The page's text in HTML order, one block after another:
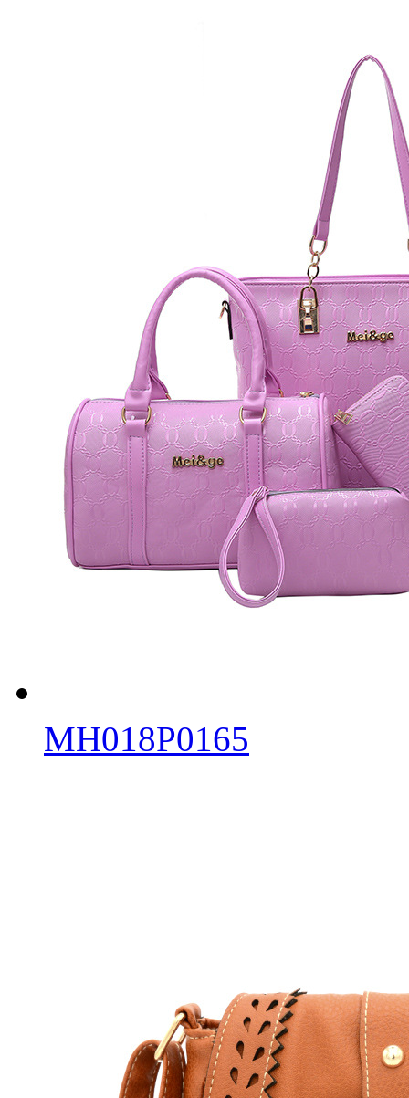
MH018P0165